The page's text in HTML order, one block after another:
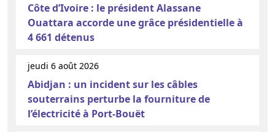
Côte d’Ivoire : le président Alassane
Ouattara accorde une grâce présidentielle à
4 661 détenus
jeudi 6 août 2026
Abidjan : un incident sur les câbles
souterrains perturbe la fourniture de
l’électricité à Port-Bouët